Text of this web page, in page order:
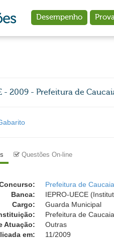
Desempenho
- 2009 - Prefeitura de
Questões On-line
Prefeitura de
Banca:
IEPRO-UECE
Cargo:
Guarda Municipal
Prefeitura de
Atuação:
Outras
em:
11/2009